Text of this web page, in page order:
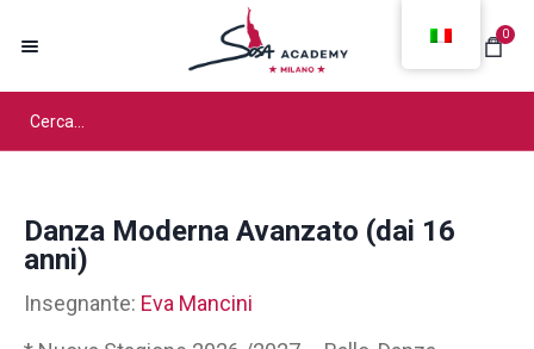
0
Danza Moderna Avanzato (dai 16
anni)
Insegnante: Eva Mancini